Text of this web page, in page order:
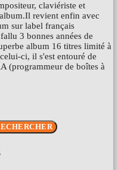
claviériste et
revient enfin avec
sur label français
3 bonnes années de
album 16 titres limité à
ci, il s'est entouré de
(programmeur de boîtes à